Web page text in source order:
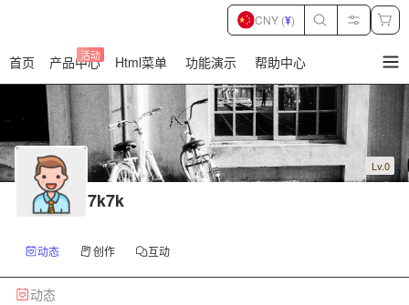
首页 产品中心
活动 Html菜单 功能演示 帮助中心
CNY (¥)
Lv.0
7k7k
动态 创作 互动
动态